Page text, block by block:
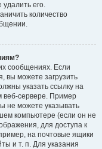
его.
количество
сообщениях. Если
вы можете загрузить
указать ссылку на
веб-сервере. Пример
не можете указывать
компьютере (если он не
для доступа к
на почтовые ящики
и т. п. Для указания